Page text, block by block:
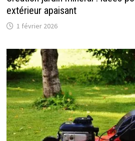
extérieur apaisant
1 février 2026